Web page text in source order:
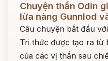
Chuyện thần Odin
lừa nàng Gunnlod
Câu chuyện bắt đầu
Tri thức được tạo ra từ
của các vị thần sau